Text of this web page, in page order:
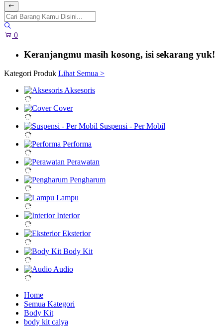
0
Keranjangmu masih kosong, isi sekarang yuk!
Kategori Produk Lihat Semua >
Aksesoris
Cover
Suspensi - Per Mobil
Performa
Perawatan
Pengharum
Lampu
Interior
Eksterior
Body Kit
Audio
Home
Semua Kategori
Body Kit
body kit calya